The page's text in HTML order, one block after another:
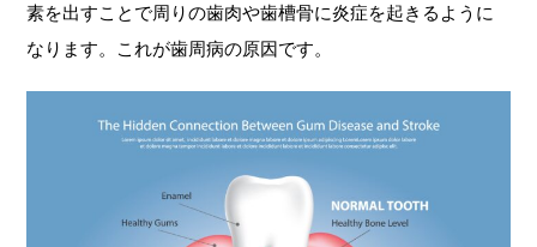
素を出すことで周りの歯肉や歯槽骨に炎症を起きるように
なります。これが歯周病の原因です。